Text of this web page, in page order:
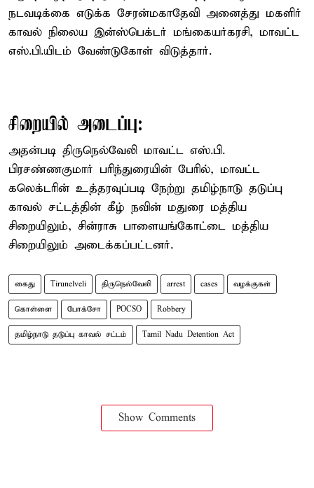
நடவடிக்கை எடுக்க சேரன்மகாதேவி அனைத்து மகளிர்
காவல் நிலைய இன்ஸ்பெக்டர் மங்கையர்கரசி, மாவட்ட
எஸ்.பி.யிடம் வேண்டுகோள் விடுத்தார்.
சிறையில் அடைப்பு:
அதன்படி திருநெல்வேலி மாவட்ட எஸ்.பி.
பிரசண்ணகுமார் பரிந்துரையின் பேரில், மாவட்ட
கலெக்டரின் உத்தரவுப்படி நேற்று தமிழ்நாடு தடுப்பு
காவல் சட்டத்தின் கீழ் நவின் மதுரை மத்திய
சிறையிலும், சின்ராசு பாளையங்கோட்டை மத்திய
சிறையிலும் அடைக்கப்பட்டனர்.
கைது Tirunelveli திருநெல்வேலி arrest cases வழக்குகள்
கொள்ளை போக்சோ POCSO Robbery
தமிழ்நாடு தடுப்பு காவல் சட்டம் Tamil Nadu Detention Act
Show Comments